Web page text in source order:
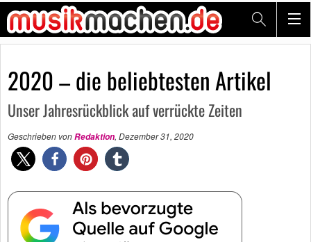
2020 – die beliebtesten Artikel
Unser Jahresrückblick auf verrückte Zeiten
Geschrieben vonRedaktion, Dezember 31, 2020